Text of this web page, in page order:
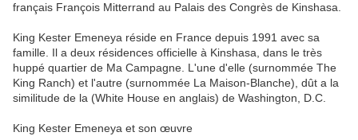
français François Mitterrand au Palais des Congrès de Kinshasa.
King Kester Emeneya réside en France depuis 1991 avec sa
famille. Il a deux résidences officielle à Kinshasa, dans le très
huppé quartier de Ma Campagne. L'une d'elle (surnommée The
King Ranch) et l'autre (surnommée La Maison-Blanche), dût a la
similitude de la (White House en anglais) de Washington, D.C.
King Kester Emeneya et son œuvre